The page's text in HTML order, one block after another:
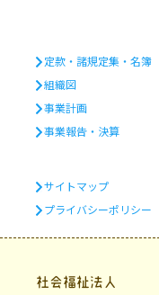
定款・諸規定集・名簿
組織図
事業計画
事業報告・決算
サイトマップ
プライバシーポリシー
社会福祉法人